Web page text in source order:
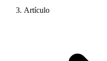
Artículo